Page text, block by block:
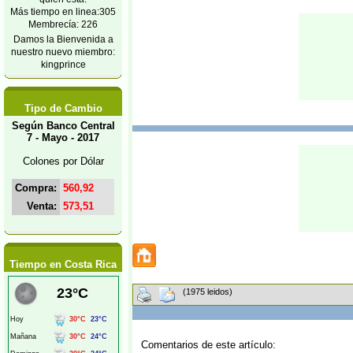
Más tiempo en linea:305
Membrecía: 226
Damos la Bienvenida a
nuestro nuevo miembro:
kingprince
Tipo de Cambio
Según Banco Central
7 - Mayo - 2017
Colones por Dólar
Compra: 560,92
Venta: 573,51
Tiempo en Costa Rica
(1975 leidos)
Comentarios de este artículo: